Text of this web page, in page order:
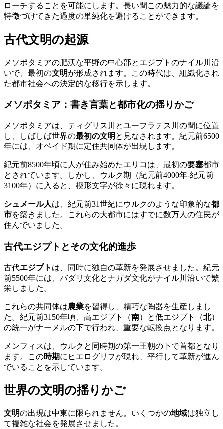
ローチすることを可能にします。長い間この魅力的な議論を
特徴づけてきた過度の単純化を避けることができます。
古代文明の起源
メソポタミアの肥沃な平野の中心部とエジプトのナイル川沿
いで、最初の文明が形成されます。この時代は、組織化され
た都市社会への決定的な移行を示します。
メソポタミア：書き言葉と都市化の揺りかご
メソポタミアは、ティグリス川とユーフラテス川の間に位置
し、しばしば世界の最初の文明 と見なされます。紀元前6500
年には、オベイド期に定住共同体が出現します。
紀元前8500年頃に人が住み始めたエリコは、最初の要塞都市
とされています。しかし、ウルク期（紀元前4000年-紀元前
3100年）に入ると、楔形文字が徐々に現れます。
シュメール人は、紀元前31世紀にウルクのような印象的な都
市を築きました。これらの大都市にはすでに数万人の住民が
住んでいました。
古代エジプトとその文化的進歩
古代エジプト は、同時に独自の革新を発展させました。紀元
前5500年には、バダリ文化とナガダ文化がナイル川沿いで繁
栄しました。
これらの共同体は農業を習得し、精巧な陶器を生産しまし
た。紀元前3150年頃、高エジプト（南）と低エジプト（北）
の統一がナーメルの下で行われ、重要な転換点となります。
メンフィスは、ウルクと同時期の第一王朝の下で首都となり
ます。この時期にヒエログリフが現れ、平行して革新が進ん
でいることを示しています。
世界の文明の揺りかご
文明の出現は中東に限られません。いくつかの地域は独立し
て複雑な社会を発展させました。